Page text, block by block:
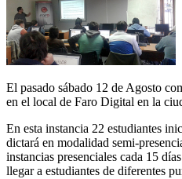
El pasado sábado 12 de Agosto
en el local de Faro Digital en la
En esta instancia 22 estudiantes
dictará en modalidad semi-
instancias presenciales cada 15
llegar a estudiantes de diferentes